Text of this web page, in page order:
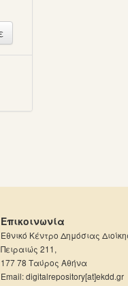
Επικοινωνία
Εθνικό Κέντρο Δημόσιας
Πειραιώς 211,
177 78 Ταύρος Αθήνα
Email: digitalrepository[at]ekdd.gr